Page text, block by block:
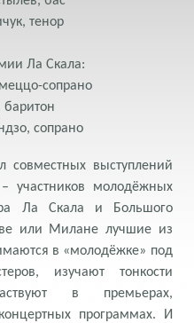
тенор
Ла Скала:
сопрано
баритон
сопрано
совместных выступлений
участников молодёжных
Ла Скала и Большого
или Милане лучшие из
в «молодёжке» под
изучают тонкости
в премьерах,
программах. И